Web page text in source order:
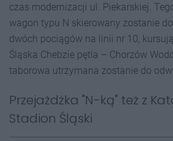
czas modernizacji ul. Piekarskiej.
wagon typu N skierowany zostanie
dwóch pociągów na linii nr 10,
Śląska Chebzie pętla – Chorzów
taborowa utrzymana zostanie do
Przejażdżka "N-ką" też z
Stadion Śląski